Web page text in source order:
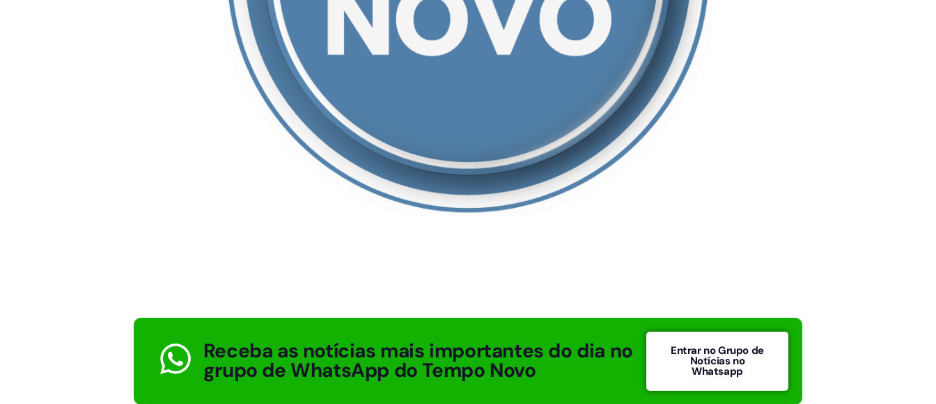
Receba as notícias mais importantes do dia no
grupo de WhatsApp do Tempo Novo
Entrar no Grupo de
Notícias no
Whatsapp